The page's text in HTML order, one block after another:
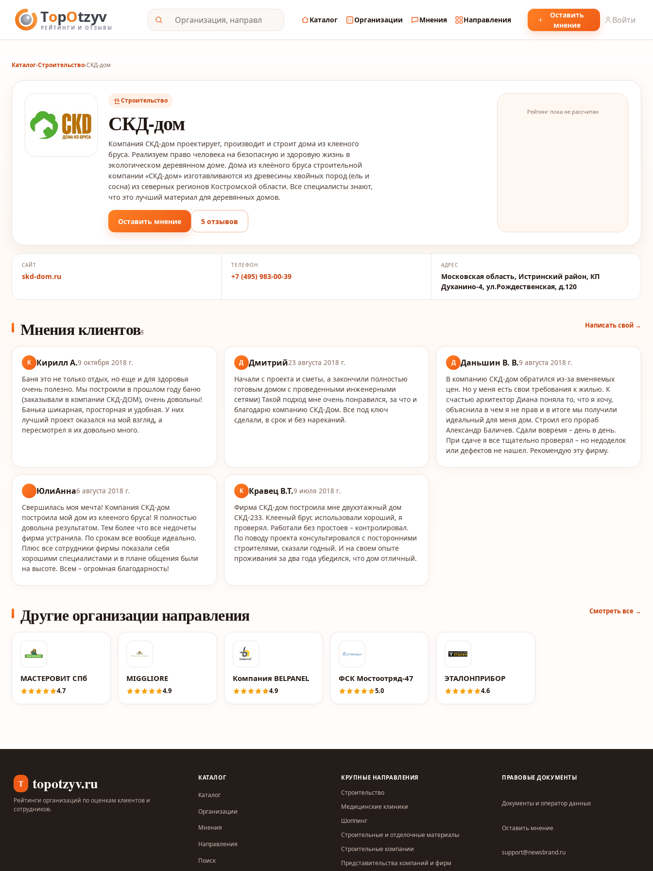
Каталог Организации Мнения Направления
Оставить
мнение
Войти
Каталог›Строительство›СКД-дом
Строительство
СКД-дом
Компания СКД-дом проектирует, производит и строит дома из клееного
бруса. Реализуем право человека на безопасную и здоровую жизнь в
экологическом деревянном доме. Дома из клеёного бруса строительной
компании «СКД-дом» изготавливаются из древесины хвойных пород (ель и
сосна) из северных регионов Костромской области. Все специалисты знают,
что это лучший материал для деревянных домов.
Оставить мнение 5 отзывов
Рейтинг пока не рассчитан
САЙТ
skd-dom.ru
ТЕЛЕФОН
+7 (495) 983-00-39
АДРЕС
Московская область, Истринский район, КП
Духанино-4, ул.Рождественская, д.120
Мнения клиентов5
Написать свой →
К Кирилл А.9 октября 2018 г.
Баня это не только отдых, но еще и для здоровья
очень полезно. Мы построили в прошлом году баню
(заказывали в компании СКД-ДОМ), очень довольны!
Банька шикарная, просторная и удобная. У них
лучший проект оказался на мой взгляд, а
пересмотрел я их довольно много.
Д Дмитрий23 августа 2018 г.
Начали с проекта и сметы, а закончили полностью
готовым домом с проведенными инженерными
сетями) Такой подход мне очень понравился, за что и
благодарю компанию СКД-Дом. Все под ключ
сделали, в срок и без нареканий.
Д Даньшин В. В.9 августа 2018 г.
В компанию СКД-дом обратился из-за вменяемых
цен. Но у меня есть свои требования к жилью. К
счастью архитектор Диана поняла то, что я хочу,
объяснила в чем я не прав и в итоге мы получили
идеальный для меня дом. Строил его прораб
Александр Баличев. Сдали вовремя – день в день.
При сдаче я все тщательно проверял – но недоделок
или дефектов не нашел. Рекомендую эту фирму.
ЮлиАнна6 августа 2018 г.
Свершилась моя мечта! Компания СКД-дом
построила мой дом из клееного бруса! Я полностью
довольна результатом. Тем более что все недочеты
фирма устранила. По срокам все вообще идеально.
Плюс все сотрудники фирмы показали себя
хорошими специалистами и в плане общения были
на высоте. Всем – огромная благодарность!
К Кравец В.Т.9 июля 2018 г.
Фирма СКД-дом построила мне двухэтажный дом
СКД-233. Клееный брус использовали хороший, я
проверял. Работали без простоев – контролировал.
По поводу проекта консультировался с посторонними
строителями, сказали годный. И на своем опыте
проживания за два года убедился, что дом отличный.
Другие организации направления Смотреть все →
МАСТЕРОВИТ СПб
4.7
MIGGLIORE
4.9
Компания BELPANEL
4.9
ФСК Мостоотряд-47
5.0
ЭТАЛОНПРИБОР
4.6
T topotzyv.ru
Рейтинги организаций по оценкам клиентов и
сотрудников.
КАТАЛОГ
Каталог
Организации
Мнения
Направления
Поиск
КРУПНЫЕ НАПРАВЛЕНИЯ
Строительство
Медицинские клиники
Шоппинг
Строительные и отделочные материалы
Строительные компании
Представительства компаний и фирм
ПРАВОВЫЕ ДОКУМЕНТЫ
Документы и оператор данных
Оставить мнение
support@newsbrand.ru